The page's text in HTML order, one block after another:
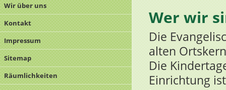
Wir über uns
Kontakt
Impressum
Sitemap
Räumlichkeiten
Wer wir
Die
alten
Die
Einrichtung